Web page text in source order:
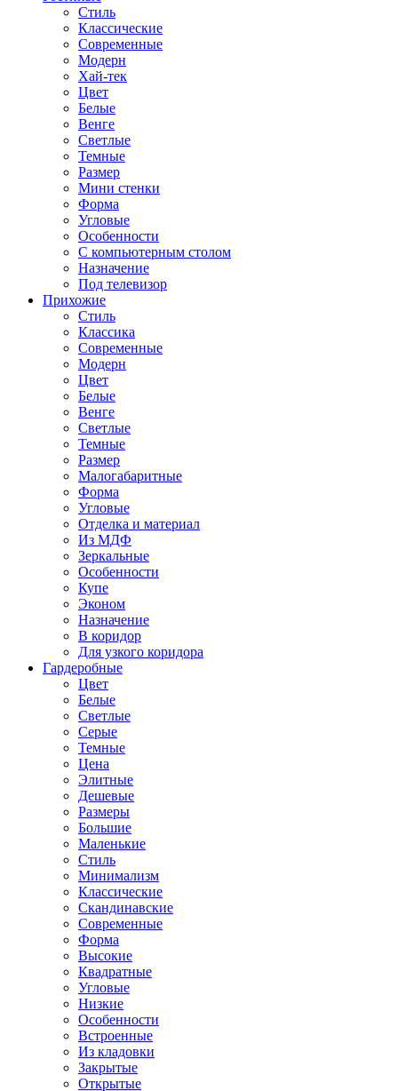
Стиль
Классические
Современные
Модерн
Хай-тек
Цвет
Белые
Венге
Светлые
Темные
Размер
Мини стенки
Форма
Угловые
Особенности
С компьютерным столом
Назначение
Под телевизор
Прихожие
Стиль
Классика
Современные
Модерн
Цвет
Белые
Венге
Светлые
Темные
Размер
Малогабаритные
Форма
Угловые
Отделка и материал
Из МДФ
Зеркальные
Особенности
Купе
Эконом
Назначение
В коридор
Для узкого коридора
Гардеробные
Цвет
Белые
Светлые
Серые
Темные
Цена
Элитные
Дешевые
Размеры
Большие
Маленькие
Стиль
Минимализм
Классические
Скандинавские
Современные
Форма
Высокие
Квадратные
Угловые
Низкие
Особенности
Встроенные
Из кладовки
Закрытые
Открытые